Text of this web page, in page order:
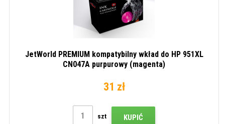
JetWorld PREMIUM kompatybilny wkład do HP 951XL
CN047A purpurowy (magenta)
31 zł
szt KUPIĆ